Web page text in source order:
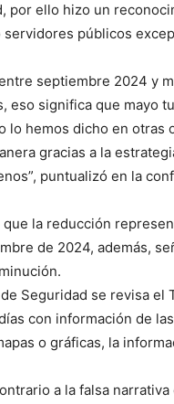
por ello hizo un
públicos
septiembre 2024 y
eso significa que mayo
lo hemos dicho en otras
gracias a la
puntualizó en la
la reducción
de 2024, además,
Seguridad se revisa el
con información de
o gráficas, la
a la falsa